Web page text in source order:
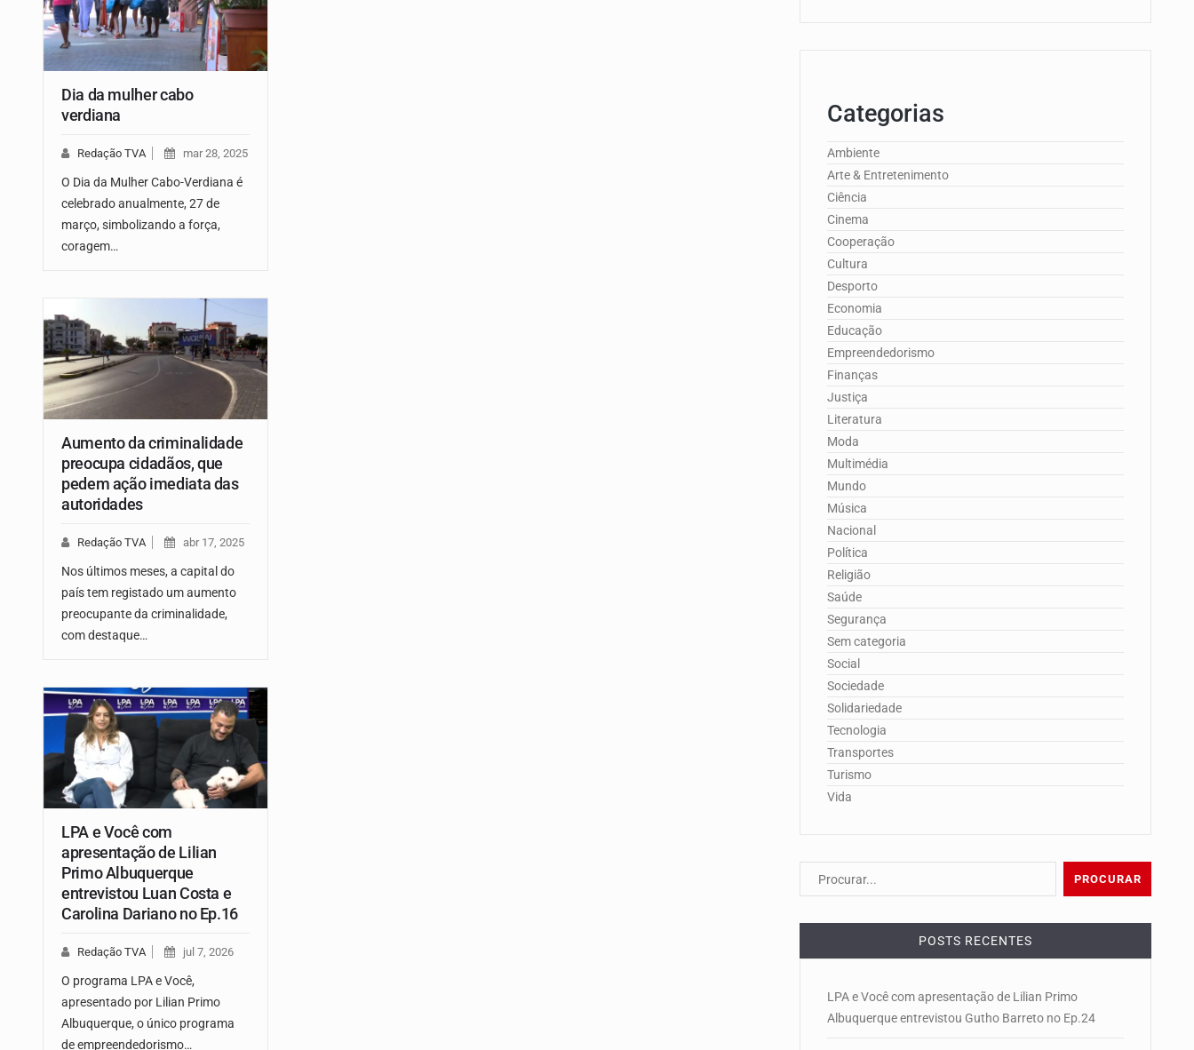
Dia da mulher cabo
verdiana
Redação TVA mar 28, 2025
O Dia da Mulher Cabo-Verdiana é
celebrado anualmente, 27 de
março, simbolizando a força,
coragem…
Aumento da criminalidade
preocupa cidadãos, que
pedem ação imediata das
autoridades
Redação TVA abr 17, 2025
Nos últimos meses, a capital do
país tem registado um aumento
preocupante da criminalidade,
com destaque…
LPA e Você com
apresentação de Lilian
Primo Albuquerque
entrevistou Luan Costa e
Carolina Dariano no Ep.16
Redação TVA jul 7, 2026
O programa LPA e Você,
apresentado por Lilian Primo
Albuquerque, o único programa
de empreendedorismo…
Categorias
Ambiente
Arte & Entretenimento
Ciência
Cinema
Cooperação
Cultura
Desporto
Economia
Educação
Empreendedorismo
Finanças
Justiça
Literatura
Moda
Multimédia
Mundo
Música
Nacional
Política
Religião
Saúde
Segurança
Sem categoria
Social
Sociedade
Solidariedade
Tecnologia
Transportes
Turismo
Vida
POSTS RECENTES
LPA e Você com apresentação de Lilian Primo
Albuquerque entrevistou Gutho Barreto no Ep.24